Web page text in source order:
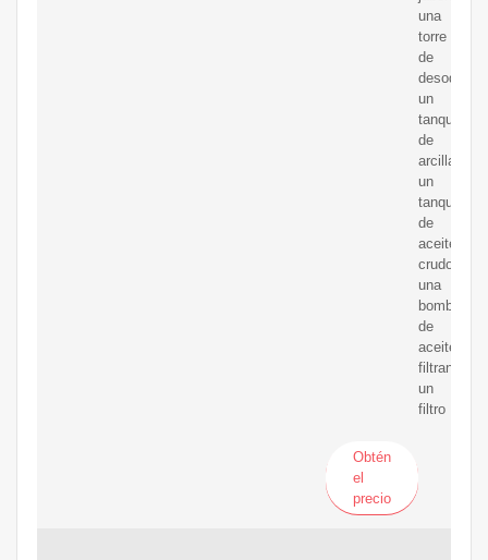
una
torre
de
un
tanque
de
arcilla,
un
tanque
de
aceite
crudo,
una
bomba
de
aceite
filtrante,
un
filtro
Obtén
el
precio